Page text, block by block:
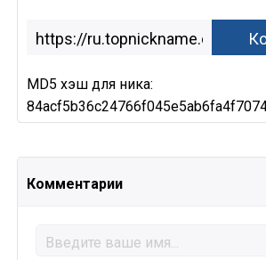
MD5 хэш для ника:
Комментарии